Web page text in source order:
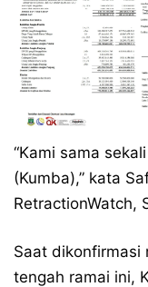
“Kami sama
(Kumba),” kata
RetractionWatch,
Saat dikonfirmasi
tengah ramai ini,